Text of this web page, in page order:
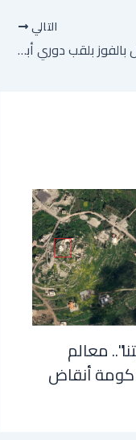
التالي
مباشر: باريس تحتفل بالفوز بلقب دوري أبطال أوروبا لكرة القدم
معالم
كومة أنقاض